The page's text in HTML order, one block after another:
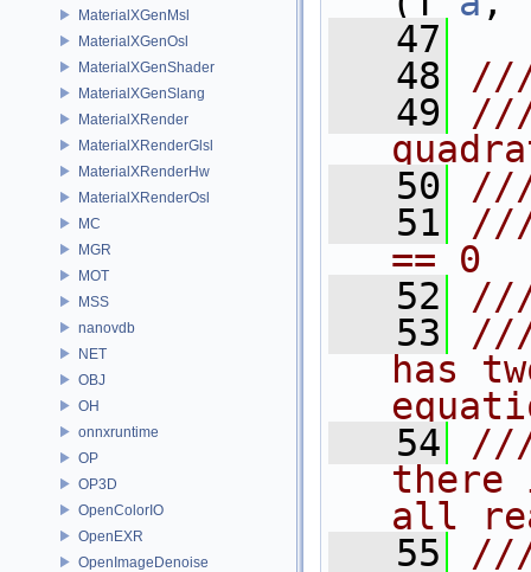
MaterialXGenMsl
MaterialXGenOsl
MaterialXGenShader
MaterialXGenSlang
MaterialXRender
MaterialXRenderGlsl
MaterialXRenderHw
MaterialXRenderOsl
MC
MGR
MOT
MSS
nanovdb
NET
OBJ
OH
onnxruntime
OP
OP3D
OpenColorIO
OpenEXR
OpenImageDenoise
   47
   48
   49
///
   50
   51
== 0
   52
   53
///
has
   54
there
all
   55
///